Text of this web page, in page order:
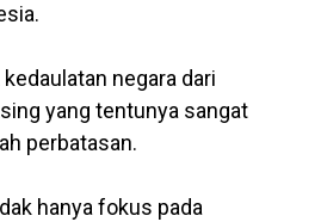
negara dari
yang tentunya sangat
perbatasan.
hanya fokus pada